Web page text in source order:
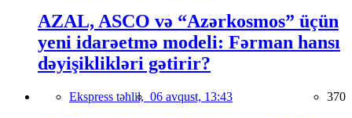
AZAL, ASCO və “Azərkosmos” üçün
yeni idarəetmə modeli: Fərman hansı
dəyişiklikləri gətirir?
Ekspress təhlil, 06 avqust, 13:43 370